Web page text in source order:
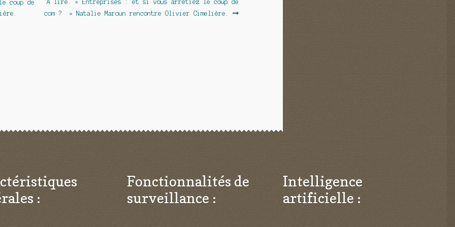
coup de
Article
suivant :
A lire. « Entreprises : et si vous arrêtiez le coup de
com ? » Natalie Maroun rencontre Olivier Cimelière.
:
Fonctionnalités de
surveillance :
Intelligence
artificielle :